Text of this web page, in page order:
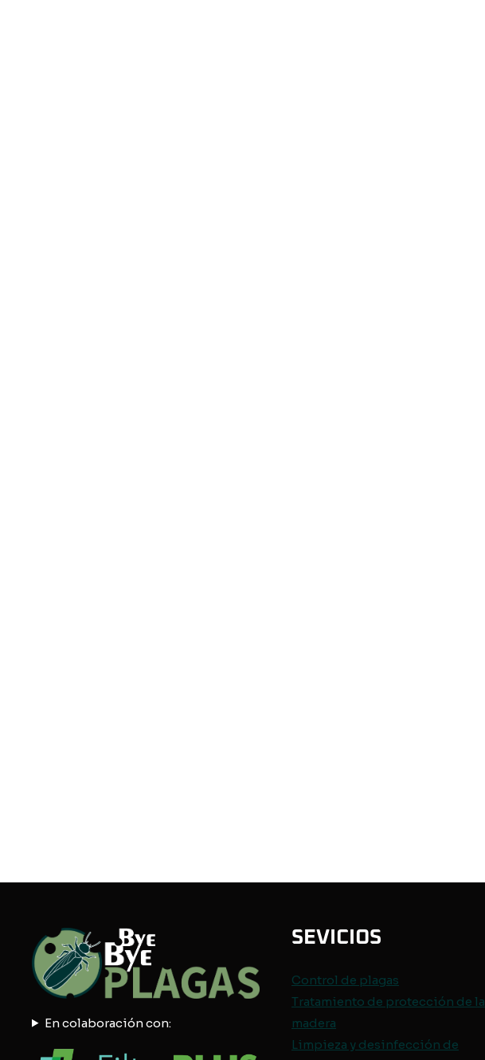
En colaboración con:
SEVICIOS
Control de plagas
Tratamiento de protección de la
madera
Limpieza y desinfección de